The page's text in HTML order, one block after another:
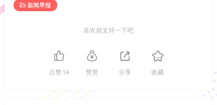
新闻早报
喜欢就支持一下吧
点赞14 赞赏 分享 收藏